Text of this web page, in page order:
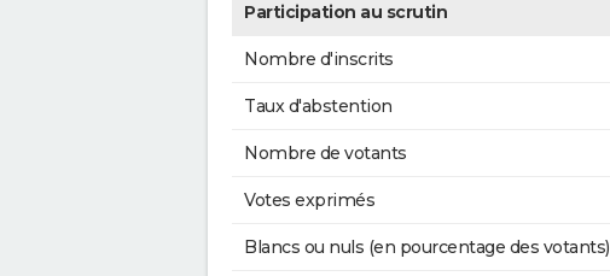
Participation au scrutin
Nombre d'inscrits
Taux d'abstention
Nombre de votants
Votes exprimés
Blancs ou nuls (en pourcentage des votants)